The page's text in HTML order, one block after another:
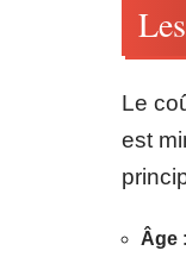
Le
est
Âge